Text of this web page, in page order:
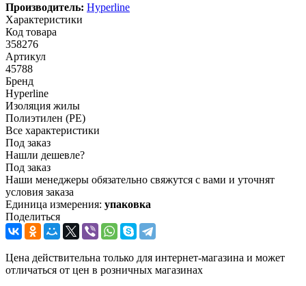
Производитель: Hyperline
Характеристики
Код товара
358276
Артикул
45788
Бренд
Hyperline
Изоляция жилы
Полиэтилен (PE)
Все характеристики
Под заказ
Нашли дешевле?
Под заказ
Наши менеджеры обязательно свяжутся с вами и уточнят
условия заказа
Единица измерения: упаковка
Поделиться
Цена действительна только для интернет-магазина и может
отличаться от цен в розничных магазинах